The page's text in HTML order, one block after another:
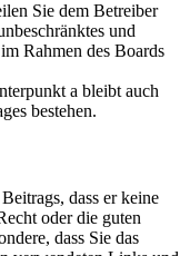
Sie dem Betreiber
und
Rahmen des Boards
a bleibt auch
bestehen.
dass er keine
oder die guten
dass Sie das